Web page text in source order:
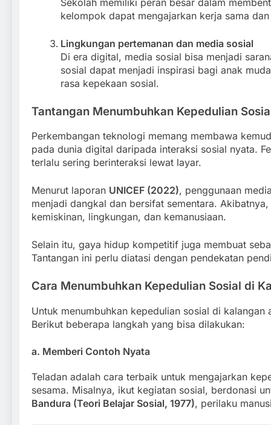
kelompok dapat mengajarkan kerja sama
Lingkungan pertemanan dan media sosial
Di era digital, media sosial bisa menjadi
sosial dapat menjadi inspirasi bagi anak
rasa kepekaan sosial.
Tantangan Menumbuhkan Kepedulian
Perkembangan teknologi memang membawa
pada dunia digital daripada interaksi sosial nyata.
terlalu sering berinteraksi lewat layar.
Menurut laporan UNICEF (2022), penggunaan
menjadi dangkal dan bersifat sementara.
kemiskinan, lingkungan, dan kemanusiaan.
Selain itu, gaya hidup kompetitif juga membuat
Tantangan ini perlu diatasi dengan pendekatan
Cara Menumbuhkan Kepedulian Sosial di
Untuk menumbuhkan kepedulian sosial di
Berikut beberapa langkah yang bisa dilakukan:
a. Memberi Contoh Nyata
Teladan adalah cara terbaik untuk mengajarkan
sesama. Misalnya, ikut kegiatan sosial, berdonasi
Bandura (Teori Belajar Sosial, 1977), perilaku